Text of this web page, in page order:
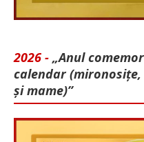
2026 - „Anul
calendar
și mame)”